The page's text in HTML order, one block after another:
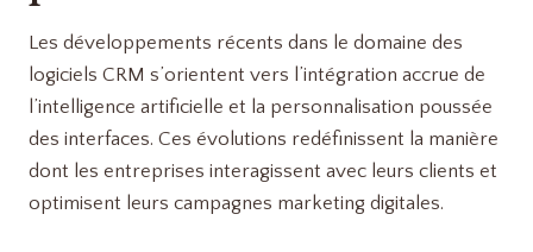
Les développements récents dans le domaine des
logiciels CRM s’orientent vers l’intégration accrue de
l’intelligence artificielle et la personnalisation poussée
des interfaces. Ces évolutions redéfinissent la manière
dont les entreprises interagissent avec leurs clients et
optimisent leurs campagnes marketing digitales.